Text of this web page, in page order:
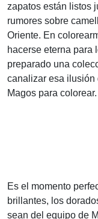
zapatos están listos
rumores sobre
Oriente. En
hacerse eterna para
preparado una
canalizar esa ilusión
Magos para colorear.
Es el momento
brillantes, los
sean del equipo de